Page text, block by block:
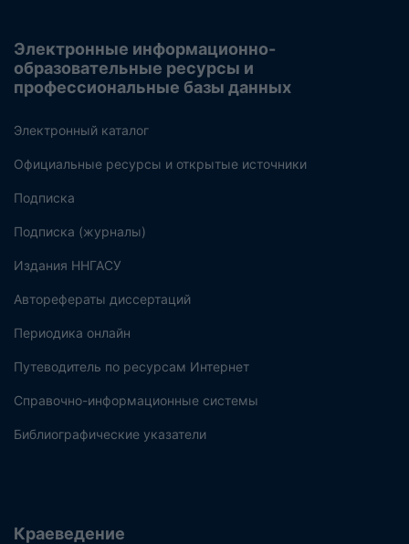
Электронные информационно-
образовательные ресурсы и
профессиональные базы данных
Электронный каталог
Официальные ресурсы и открытые источники
Подписка
Подписка (журналы)
Издания ННГАСУ
Авторефераты диссертаций
Периодика онлайн
Путеводитель по ресурсам Интернет
Справочно-информационные системы
Библиографические указатели
Краеведение